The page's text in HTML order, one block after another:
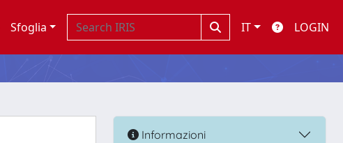
Sfoglia IT LOGIN
Informazioni